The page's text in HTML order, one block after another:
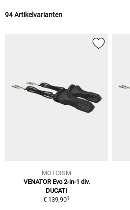
94 Artikelvarianten
MOTOISM
VENATOR Evo 2-in-1 div.
DUCATI
€ 139,901